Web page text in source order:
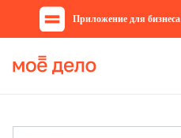
Приложение для бизнеса